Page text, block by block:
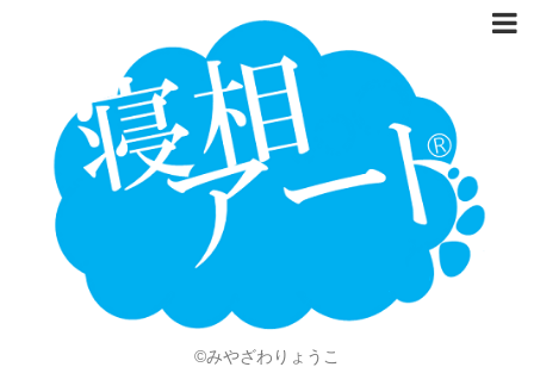
©みやざわりょうこ
Language
開催情報
動画
ニュース